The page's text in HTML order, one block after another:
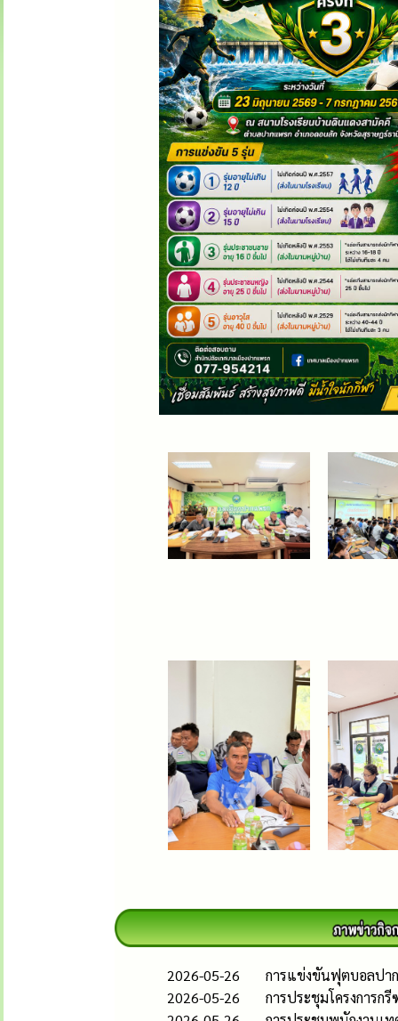
2026-05-26
การแข่งขันฟุตบอลปา
2026-05-26
การประชุมโครงการก